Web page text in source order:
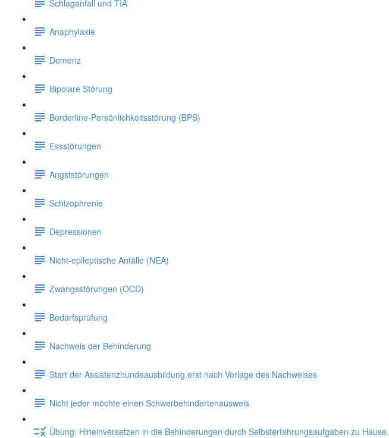
Schlaganfall und TIA
Anaphylaxie
Demenz
Bipolare Störung
Borderline-Persönlichkeitsstörung (BPS)
Essstörungen
Angststörungen
Schizophrenie
Depressionen
Nicht-epileptische Anfälle (NEA)
Zwangsstörungen (OCD)
Bedarfsprüfung
Nachweis der Behinderung
Start der Assistenzhundeausbildung erst nach Vorlage des Nachweises
Nicht jeder möchte einen Schwerbehindertenausweis
Übung: Hineinversetzen in die Behinderungen durch Selbsterfahrungsaufgaben zu Hause.